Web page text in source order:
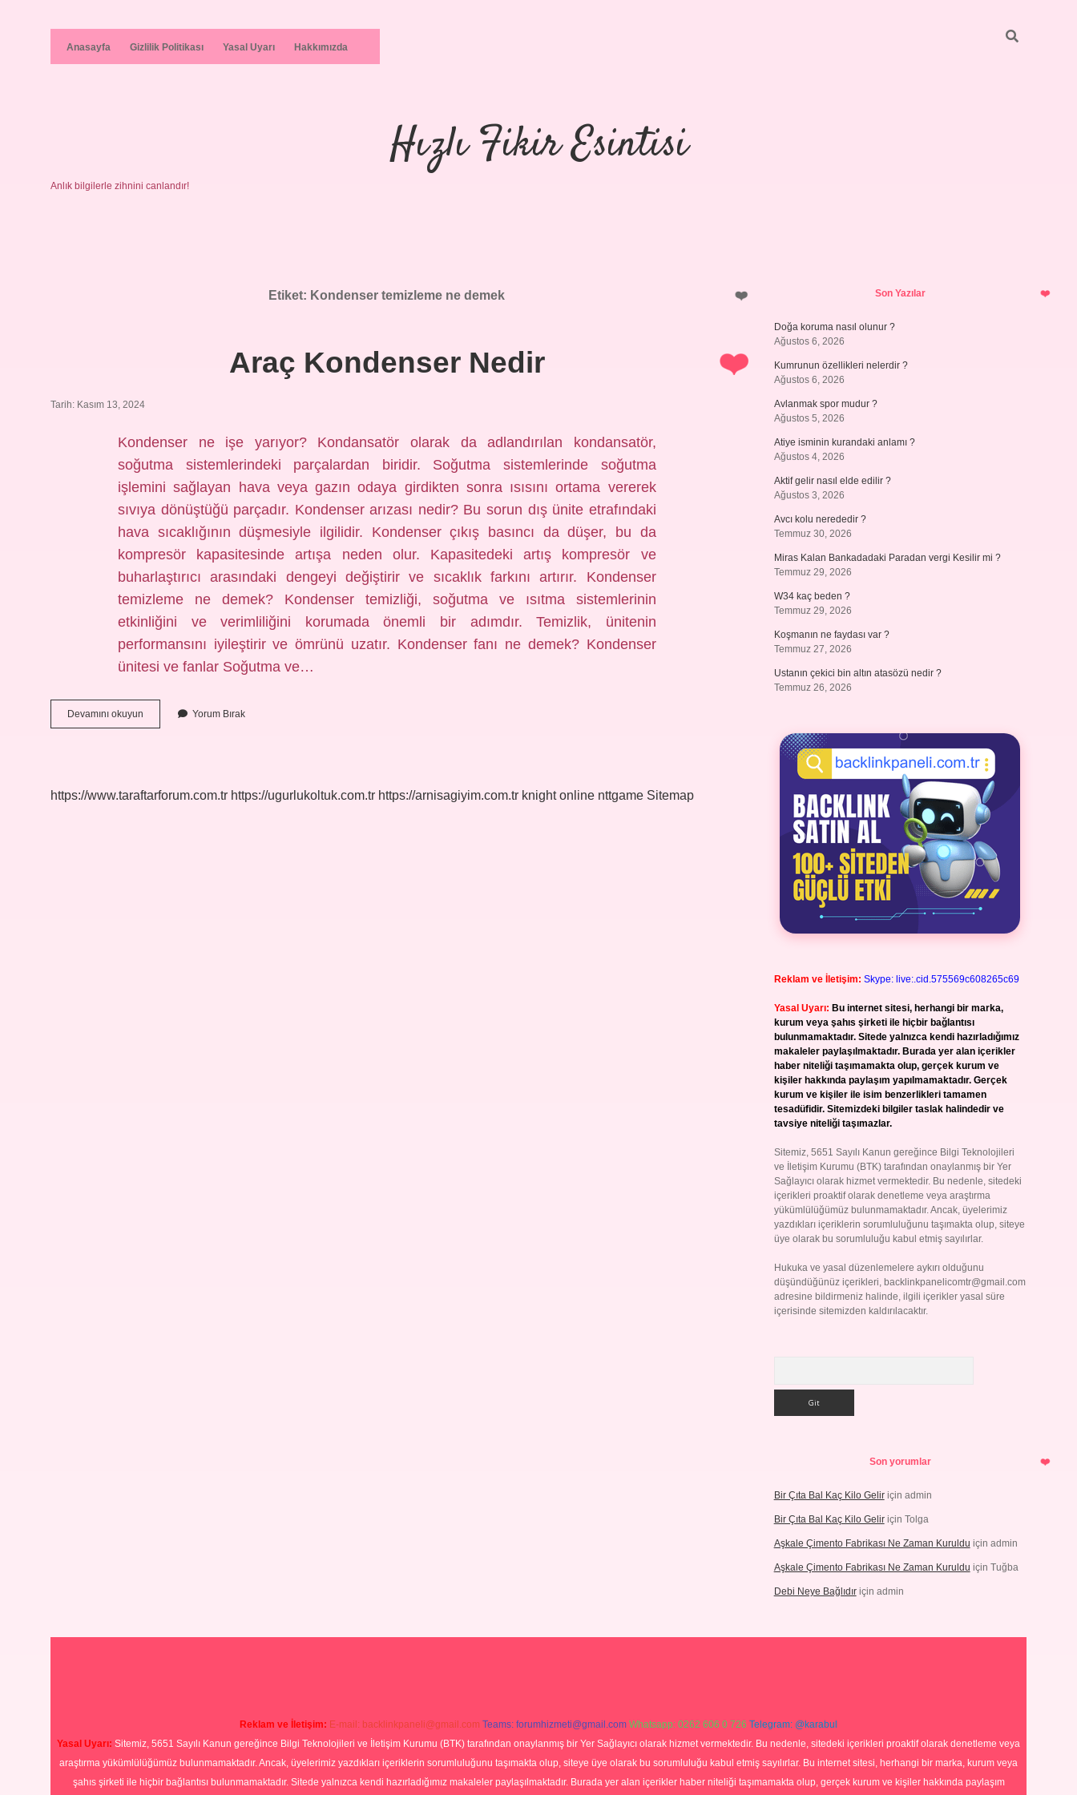
Anasayfa Gizlilik Politikası Yasal Uyarı Hakkımızda
Hızlı Fikir Esintisi
Anlık bilgilerle zihnini canlandır!
Etiket: Kondenser temizleme ne demek
Araç Kondenser Nedir
Tarih: Kasım 13, 2024
Kondenser ne işe yarıyor? Kondansatör olarak da adlandırılan kondansatör,
soğutma sistemlerindeki parçalardan biridir. Soğutma sistemlerinde soğutma
işlemini sağlayan hava veya gazın odaya girdikten sonra ısısını ortama vererek
sıvıya dönüştüğü parçadır. Kondenser arızası nedir? Bu sorun dış ünite etrafındaki
hava sıcaklığının düşmesiyle ilgilidir. Kondenser çıkış basıncı da düşer, bu da
kompresör kapasitesinde artışa neden olur. Kapasitedeki artış kompresör ve
buharlaştırıcı arasındaki dengeyi değiştirir ve sıcaklık farkını artırır. Kondenser
temizleme ne demek? Kondenser temizliği, soğutma ve ısıtma sistemlerinin
etkinliğini ve verimliliğini korumada önemli bir adımdır. Temizlik, ünitenin
performansını iyileştirir ve ömrünü uzatır. Kondenser fanı ne demek? Kondenser
ünitesi ve fanlar Soğutma ve…
Devamını okuyun
Kondenser
Yorum Bırak
https://www.taraftarforum.com.tr https://ugurlukoltuk.com.tr https://arnisagiyim.com.tr knight online nttgame Sitemap
SidebarSon Yazılar
Doğa koruma nasıl olunur ?
Ağustos 6, 2026
Kumrunun özellikleri nelerdir ?
Ağustos 6, 2026
Avlanmak spor mudur ?
Ağustos 5, 2026
Atiye isminin kurandaki anlamı ?
Ağustos 4, 2026
Aktif gelir nasıl elde edilir ?
Ağustos 3, 2026
Avcı kolu nerededir ?
Temmuz 30, 2026
Miras Kalan Bankadadaki Paradan vergi Kesilir mi ?
Temmuz 29, 2026
W34 kaç beden ?
Temmuz 29, 2026
Koşmanın ne faydası var ?
Temmuz 27, 2026
Ustanın çekici bin altın atasözü nedir ?
Temmuz 26, 2026
Reklam ve İletişim: Skype: live:.cid.575569c608265c69
Yasal Uyarı: Bu internet sitesi, herhangi bir marka,
kurum veya şahıs şirketi ile hiçbir bağlantısı
bulunmamaktadır. Sitede yalnızca kendi hazırladığımız
makaleler paylaşılmaktadır. Burada yer alan içerikler
haber niteliği taşımamakta olup, gerçek kurum ve
kişiler hakkında paylaşım yapılmamaktadır. Gerçek
kurum ve kişiler ile isim benzerlikleri tamamen
tesadüfidir. Sitemizdeki bilgiler taslak halindedir ve
tavsiye niteliği taşımazlar.
Sitemiz, 5651 Sayılı Kanun gereğince Bilgi Teknolojileri
ve İletişim Kurumu (BTK) tarafından onaylanmış bir Yer
Sağlayıcı olarak hizmet vermektedir. Bu nedenle, sitedeki
içerikleri proaktif olarak denetleme veya araştırma
yükümlülüğümüz bulunmamaktadır. Ancak, üyelerimiz
yazdıkları içeriklerin sorumluluğunu taşımakta olup, siteye
üye olarak bu sorumluluğu kabul etmiş sayılırlar.
Hukuka ve yasal düzenlemelere aykırı olduğunu
düşündüğünüz içerikleri, backlinkpanelicomtr@gmail.com
adresine bildirmeniz halinde, ilgili içerikler yasal süre
içerisinde sitemizden kaldırılacaktır.
Son yorumlar
Bir Çıta Bal Kaç Kilo Geliriçin admin
Bir Çıta Bal Kaç Kilo Geliriçin Tolga
Aşkale Çimento Fabrikası Ne Zaman Kuruldu için admin
Aşkale Çimento Fabrikası Ne Zaman Kuruldu için Tuğba
Debi Neye Bağlıdıriçin admin
Reklam ve İletişim: E-mail: backlinkpaneli@gmail.com Teams: forumhizmeti@gmail.com Whatsapp: 0262 606 0 726 Telegram: @karabul
Yasal Uyarı: Sitemiz, 5651 Sayılı Kanun gereğince Bilgi Teknolojileri ve İletişim Kurumu (BTK) tarafından onaylanmış bir Yer Sağlayıcı olarak hizmet vermektedir. Bu nedenle, sitedeki içerikleri proaktif olarak denetleme veya
araştırma yükümlülüğümüz bulunmamaktadır. Ancak, üyelerimiz yazdıkları içeriklerin sorumluluğunu taşımakta olup, siteye üye olarak bu sorumluluğu kabul etmiş sayılırlar. Bu internet sitesi, herhangi bir marka, kurum veya
şahıs şirketi ile hiçbir bağlantısı bulunmamaktadır. Sitede yalnızca kendi hazırladığımız makaleler paylaşılmaktadır. Burada yer alan içerikler haber niteliği taşımamakta olup, gerçek kurum ve kişiler hakkında paylaşım